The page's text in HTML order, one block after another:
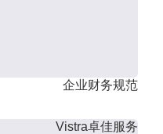
企业财务规范
Vistra卓佳服务